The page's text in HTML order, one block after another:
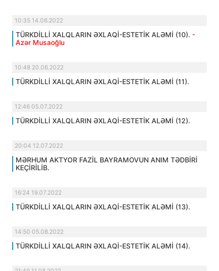
10:35 14.06.2022
TÜRKDİLLİ XALQLARIN ƏXLAQİ-ESTETİK ALƏMİ (10). -
Azər Musaoğlu
10:48 20.06.2022
TÜRKDİLLİ XALQLARIN ƏXLAQİ-ESTETİK ALƏMİ (11).
12:46 05.07.2022
TÜRKDİLLİ XALQLARIN ƏXLAQİ-ESTETİK ALƏMİ (12).
20:04 12.07.2022
MƏRHUM AKTYOR FAZİL BAYRAMOVUN ANIM TƏDBİRİ
KEÇİRİLİB.
16:24 19.07.2022
TÜRKDİLLİ XALQLARIN ƏXLAQİ-ESTETİK ALƏMİ (13).
14:50 05.08.2022
TÜRKDİLLİ XALQLARIN ƏXLAQİ-ESTETİK ALƏMİ (14).